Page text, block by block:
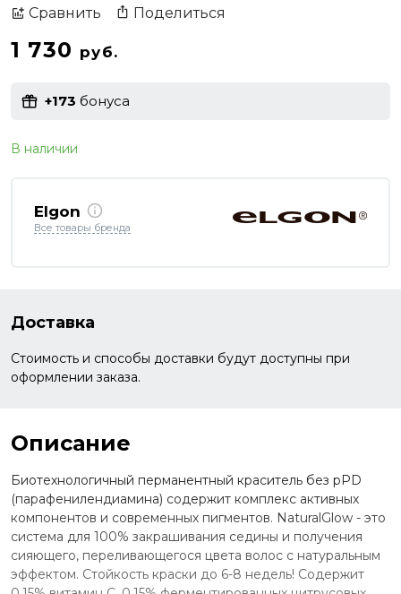
Сравнить Поделиться
1 730 руб.
+173 бонуса
В наличии
Elgon
Все товары бренда
Доставка
Стоимость и способы доставки будут доступны при
оформлении заказа.
Описание
Биотехнологичный перманентный краситель без pPD
(парафенилендиамина) содержит комплекс активных
компонентов и современных пигментов. NaturalGlow - это
система для 100% закрашивания седины и получения
сияющего, переливающегося цвета волос с натуральным
эффектом. Стойкость краски до 6-8 недель! Содержит